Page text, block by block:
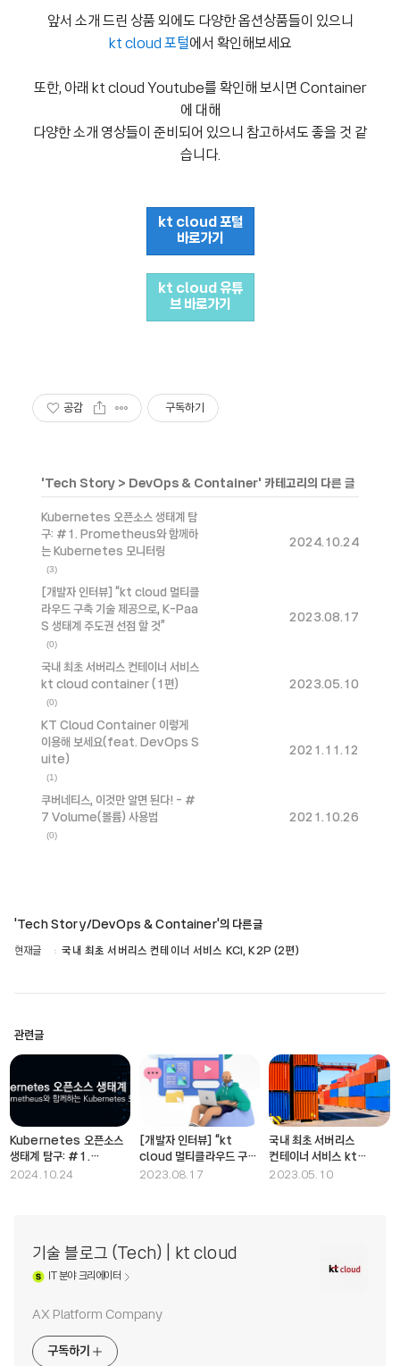
앞서 소개 드린 상품 외에도 다양한 옵션상품들이 있으니
kt cloud 포털에서 확인해보세요
또한, 아래 kt cloud Youtube를 확인해 보시면 Container
에 대해
다양한 소개 영상들이 준비되어 있으니 참고하셔도 좋을 것 같
습니다.
kt cloud 포털
바로가기
kt cloud 유튜
브 바로가기
공감 구독하기
'Tech Story > DevOps & Container' 카테고리의 다른 글
Kubernetes 오픈소스 생태계 탐
구: #1. Prometheus와 함께하
는 Kubernetes 모니터링
(3)
2024.10.24
[개발자 인터뷰] “kt cloud 멀티클
라우드 구축 기술 제공으로, K-Paa
S 생태계 주도권 선점 할 것”
(0)
2023.08.17
국내 최초 서버리스 컨테이너 서비스
kt cloud container (1편)
(0)
2023.05.10
KT Cloud Container 이렇게
이용해 보세요(feat. DevOps S
uite)
(1)
2021.11.12
쿠버네티스, 이것만 알면 된다! - #
7 Volume(볼륨) 사용법
(0)
2021.10.26
'Tech Story/DevOps & Container'의 다른글
현재글
국내 최초 서버리스 컨테이너 서비스 KCI, K2P (2편)
관련글
Kubernetes 오픈소스
생태계 탐구: #1.
Prometheus와
2024.10.24
[개발자 인터뷰] “kt
cloud 멀티클라우드 구축
기술 제공으로, K-PaaS
2023.08.17
국내 최초 서버리스
컨테이너 서비스 kt
cloud container
2023.05.10
기술 블로그 (Tech) | kt cloud
IT분야 크리에이터
AX Platform Company
구독하기